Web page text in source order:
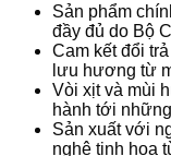
Sản phẩm
đầy đủ do Bộ
Cam kết đổi
lưu hương từ
Vòi xịt và mùi
hành tới
Sản xuất với
nghệ tinh hoa